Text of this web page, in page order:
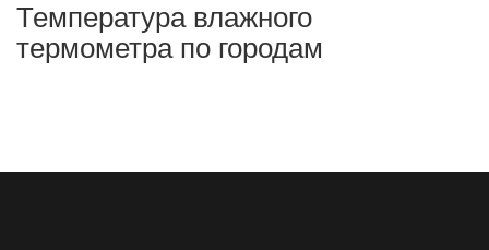
Температура влажного
термометра по городам